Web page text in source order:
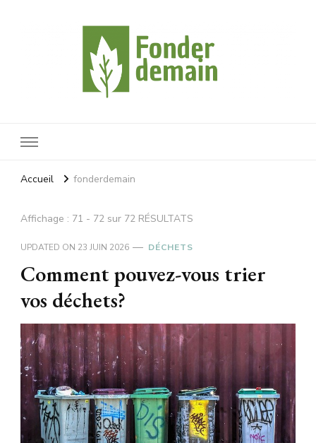
Accueil fonderdemain
Affichage : 71 - 72 sur 72 RÉSULTATS
UPDATED ON 23 JUIN 2026 DÉCHETS
Comment pouvez-vous trier
vos déchets?